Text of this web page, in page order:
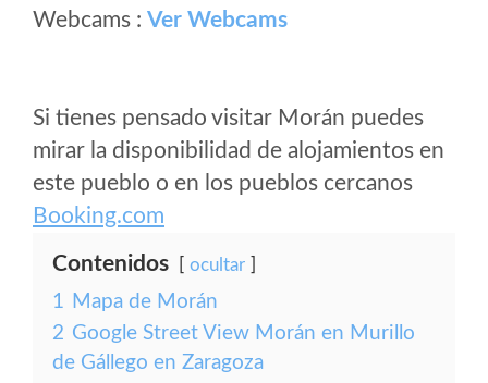
Webcams : Ver Webcams
Si tienes pensado visitar Morán puedes
mirar la disponibilidad de alojamientos en
este pueblo o en los pueblos cercanos
Booking.com
Contenidos ocultar
1 Mapa de Morán
2 Google Street View Morán en Murillo
de Gállego en Zaragoza